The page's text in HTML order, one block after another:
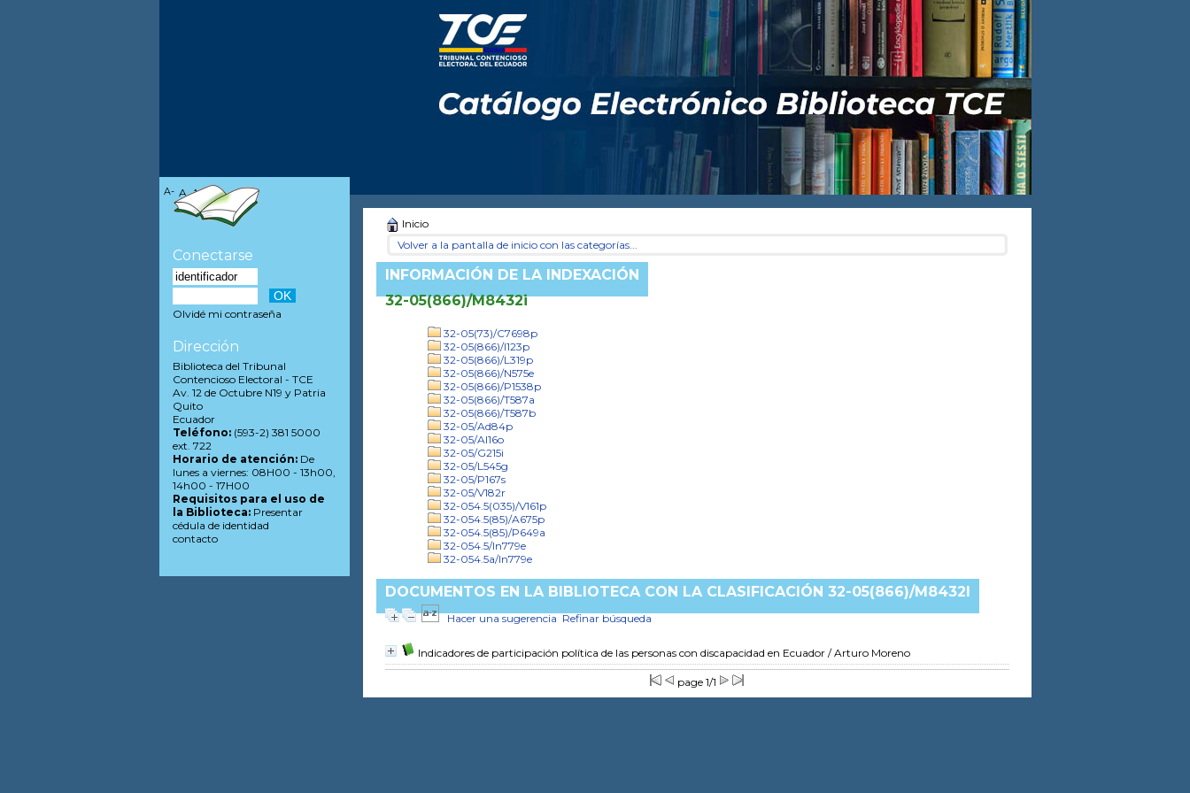
Inicio
Volver a la pantalla de inicio con las categorías...
INFORMACIÓN DE LA INDEXACIÓN
32-05(866)/M8432i
32-05(73)/C7698p
32-05(866)/I123p
32-05(866)/L319p
32-05(866)/N575e
32-05(866)/P1538p
32-05(866)/T587a
32-05(866)/T587b
32-05/Ad84p
32-05/Al16o
32-05/G215i
32-05/L545g
32-05/P167s
32-05/V182r
32-054.5(035)/V161p
32-054.5(85)/A675p
32-054.5(85)/P649a
32-054.5/In779e
32-054.5a/In779e
DOCUMENTOS EN LA BIBLIOTECA CON LA CLASIFICACIÓN 32-05(866)/M8432I
Hacer una sugerencia Refinar búsqueda
Indicadores de participación política de las personas con discapacidad en Ecuador/ Arturo Moreno
page 1/1
A- A A+
Conectarse
Olvidé mi contraseña
Dirección
Biblioteca del Tribunal
Contencioso Electoral - TCE
Av. 12 de Octubre N19 y Patria
Quito
Ecuador
Teléfono:(593-2) 381 5000
ext. 722
Horario de atención:De
lunes a viernes: 08H00 - 13h00,
14h00 - 17H00
Requisitos para el uso de
la Biblioteca:Presentar
cédula de identidad
contacto